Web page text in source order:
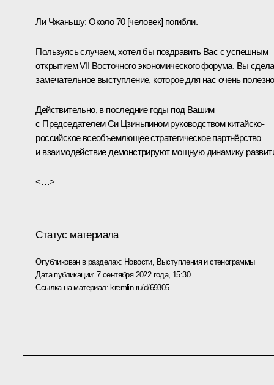
Ли Чжаньшу: Около 70 [человек] погибли.
Пользуясь случаем, хотел бы поздравить Вас с успешным
открытием VII Восточного экономического форума. Вы
замечательное выступление, которое для нас очень
Действительно, в последние годы под Вашим
с Председателем Си Цзиньпином руководством китайско-
российское всеобъемлющее стратегическое партнёрство
и взаимодействие демонстрируют мощную динамику
<…>
Статус материала
Опубликован в разделах: Новости, Выступления и стенограммы
Дата публикации:7 сентября 2022 года, 15:30
Ссылка на материал: kremlin.ru/d/69305